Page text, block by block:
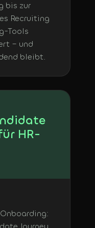
bis zur
Recruiting
Tools
– und
bleibt.
HR-